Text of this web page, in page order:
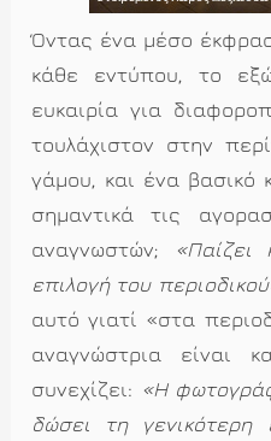
Όντας ένα μέσο
κάθε εντύπου, το
ευκαιρία για
τουλάχιστον στην
γάμου, και ένα βασικό
σημαντικά τις
αναγνωστών;
«Παίζει
επιλογή του
αυτό γιατί «στα
αναγνώστρια είναι
συνεχίζει: «Η
δώσει τη